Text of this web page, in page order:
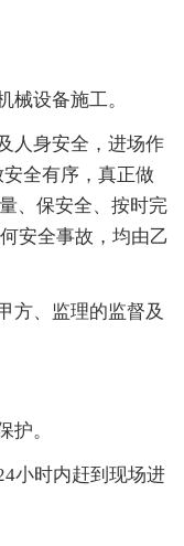
械设备施工。
人身安全，进场作
全有序，真正做
、保安全、按时完
安全事故，均由乙
方、监理的监督及
护。
小时内赶到现场进